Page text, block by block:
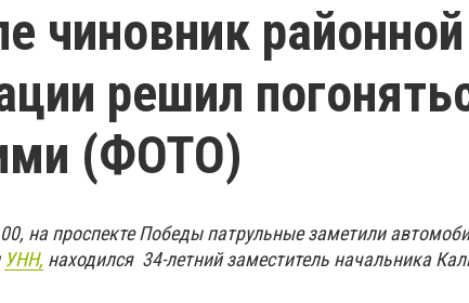
чиновник районной
решил
(ФОТО)
на проспекте Победы патрульные заметили
УНН, находился 34-летний заместитель начальника